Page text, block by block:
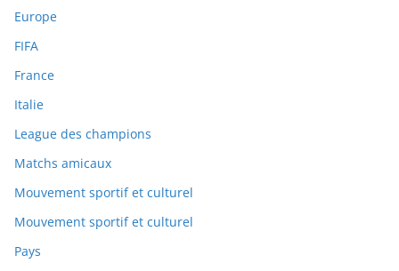
Europe
FIFA
France
Italie
League des champions
Matchs amicaux
Mouvement sportif et culturel
Mouvement sportif et culturel
Pays